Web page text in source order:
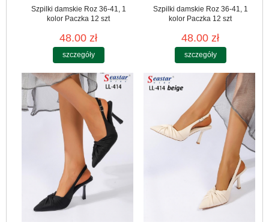
Szpilki damskie Roz 36-41, 1
kolor Paczka 12 szt
48.00 zł
szczegóły
Szpilki damskie Roz 36-41, 1
kolor Paczka 12 szt
48.00 zł
szczegóły